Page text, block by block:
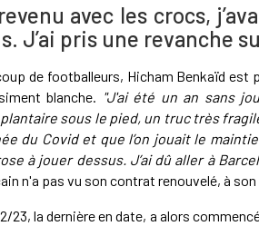
avec les crocs,
J’ai pris une revanche
de footballeurs, Hicham Benkaïd
blanche. "J'ai été un an sans
plantaire sous le pied, un truc très
du Covid et que l’on jouait le
à jouer dessus. J’ai dû aller à
n'a pas vu son contrat renouvelé, à
23, la dernière en date, a alors